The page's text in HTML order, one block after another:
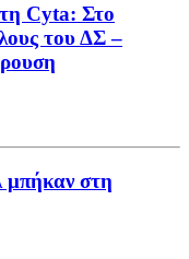
Cyta: Στο
του ΔΣ –
μπήκαν στη